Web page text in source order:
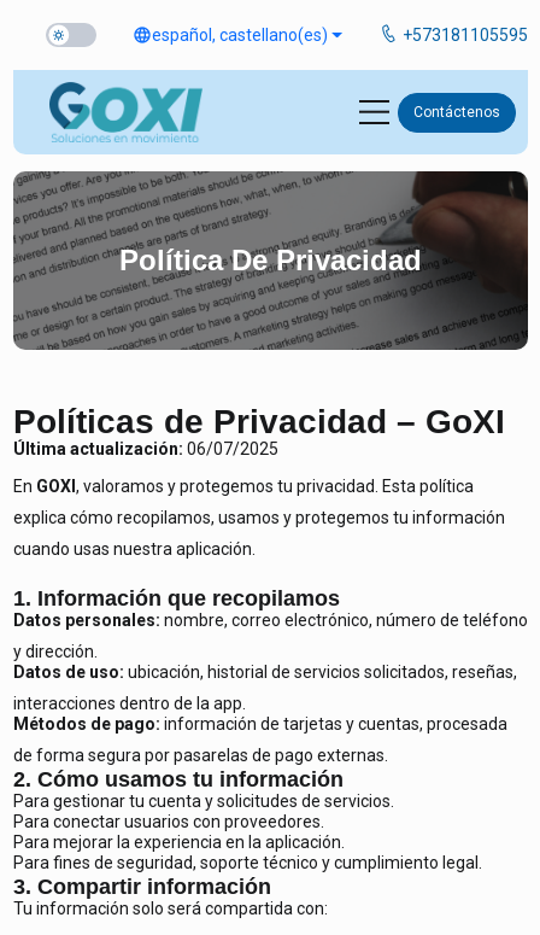
languageespañol, castellano(es) +573181105595
Contáctenos
Política De Privacidad
Políticas de Privacidad – GoXI
Última actualización: 06/07/2025
En GOXI , valoramos y protegemos tu privacidad. Esta política
explica cómo recopilamos, usamos y protegemos tu información
cuando usas nuestra aplicación.
1. Información que recopilamos
Datos personales: nombre, correo electrónico, número de teléfono
y dirección.
Datos de uso: ubicación, historial de servicios solicitados, reseñas,
interacciones dentro de la app.
Métodos de pago: información de tarjetas y cuentas, procesada
de forma segura por pasarelas de pago externas.
2. Cómo usamos tu información
Para gestionar tu cuenta y solicitudes de servicios.
Para conectar usuarios con proveedores.
Para mejorar la experiencia en la aplicación.
Para fines de seguridad, soporte técnico y cumplimiento legal.
3. Compartir información
Tu información solo será compartida con: